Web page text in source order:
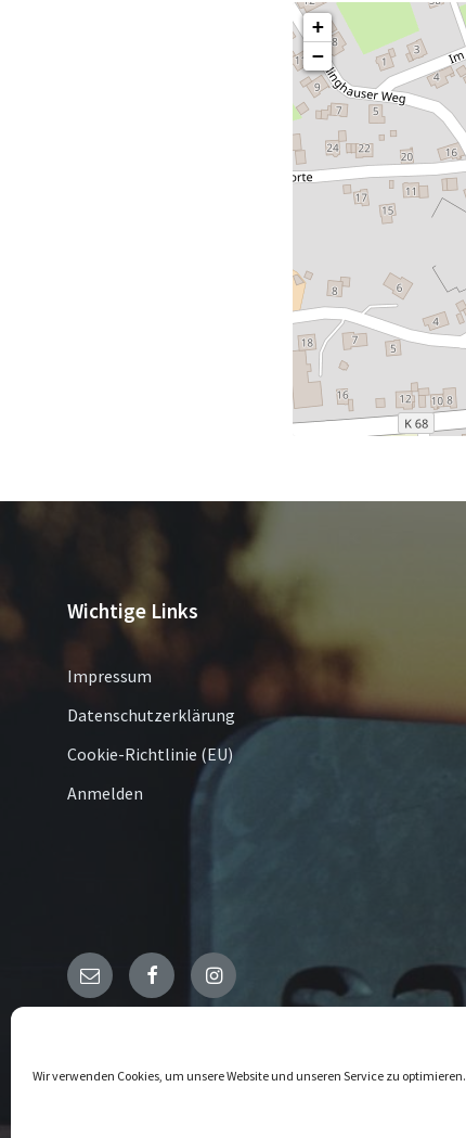
Wir verwenden Cookies, um unsere Website und unseren Service zu optimieren.
+
−
Wichtige Links
Impressum
Datenschutzerklärung
Cookie-Richtlinie (EU)
Anmelden
Email FacebookInstagram